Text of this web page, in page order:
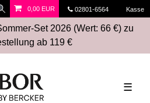
02801-6564 Kasse
0,00 EUR
Set 2026 (Wert: 66 €) zu
ab 119 €
☰